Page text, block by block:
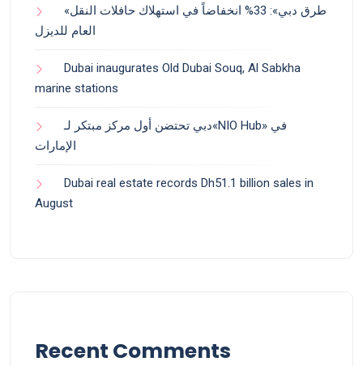
«طرق دبي»: 33% انخفاضاً في استهلاك حافلات النقل
العام للديزل
Dubai inaugurates Old Dubai Souq, Al Sabkha
marine stations
دبي تحتضن أول مركز مبتكر لـ«NIO Hub» في
الإمارات
Dubai real estate records Dh51.1 billion sales in
August
Recent Comments